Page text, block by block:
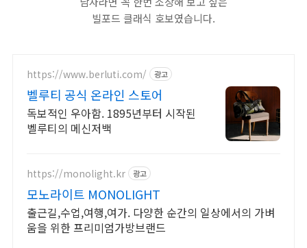
빌포드 클래식 호보였습니다.
https://www.berluti.com/ 광고
벨루티 공식 온라인 스토어
독보적인 우아함. 1895년부터 시작된
벨루티의 메신저백
https://monolight.kr 광고
모노라이트 MONOLIGHT
출근길,수업,여행,여가. 다양한 순간의 일상에서의 가벼
움을 위한 프리미엄가방브랜드